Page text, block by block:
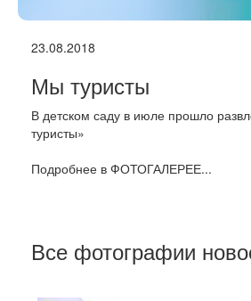
23.08.2018
Мы туристы
В детском саду в июле прошло
туристы»
Подробнее в ФОТОГАЛЕРЕЕ...
Все фотографии